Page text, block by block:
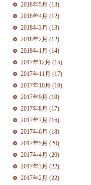
2018年5月 (13)
2018年4月 (12)
2018年3月 (13)
2018年2月 (12)
2018年1月 (14)
2017年12月 (15)
2017年11月 (17)
2017年10月 (19)
2017年9月 (19)
2017年8月 (17)
2017年7月 (16)
2017年6月 (18)
2017年5月 (20)
2017年4月 (20)
2017年3月 (22)
2017年2月 (22)